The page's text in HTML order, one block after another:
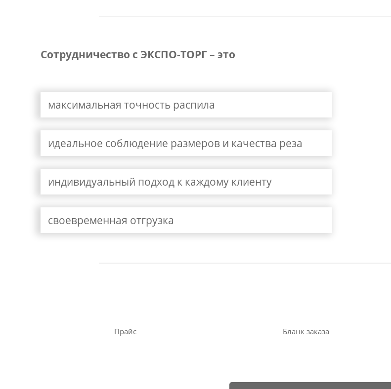
Сотрудничество с ЭКСПО-ТОРГ – это
максимальная точность распила
идеальное соблюдение размеров и качества реза
индивидуальный подход к каждому клиенту
своевременная отгрузка
Прайс Бланк заказа